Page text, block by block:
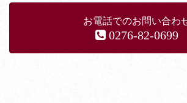
お電話でのお問い合わ
0276-82-0699